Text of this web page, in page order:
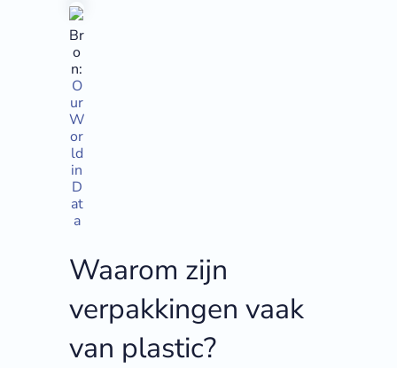
Br
o
n:
O
ur
W
or
ld
in
D
at
a
Waarom zijn
verpakkingen vaak
van plastic?